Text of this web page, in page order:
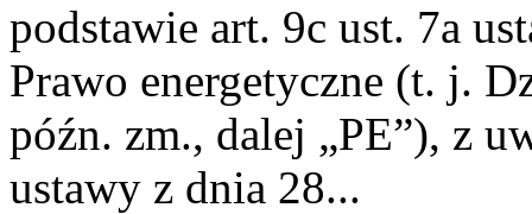
podstawie art. 9c ust. 7a
Prawo energetyczne (t. j.
późn. zm., dalej „PE”), z
ustawy z dnia 28...